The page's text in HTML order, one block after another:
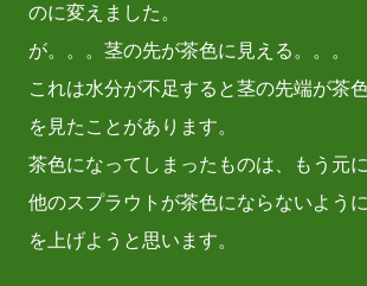
のに変えました。
が。。。茎の先が茶色に見える。。。
これは水分が不足すると茎の先端が茶
を見たことがあります。
茶色になってしまったものは、もう元
他のスプラウトが茶色にならないよう
を上げようと思います。